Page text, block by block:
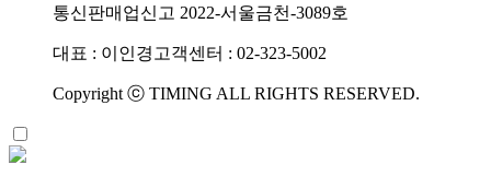
통신판매업신고 2022-서울금천-3089호
대표 : 이인경 고객센터 : 02-323-5002
Copyright ⓒ TIMING ALL RIGHTS RESERVED.